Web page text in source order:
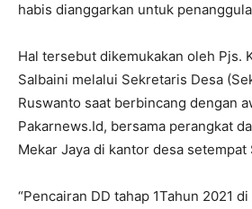
habis dianggarkan untuk
Hal tersebut dikemukakan oleh Pjs.
Salbaini melalui Sekretaris Desa
Ruswanto saat berbincang dengan
Pakarnews.Id, bersama perangkat
Mekar Jaya di kantor desa setempat
“Pencairan DD tahap 1Tahun 2021